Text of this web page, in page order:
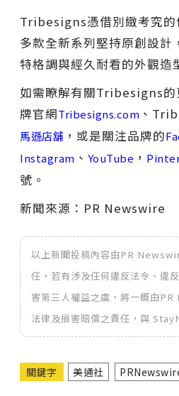
Tribesigns憑借別緻考究的
多款全新系列堅持原創設計
特格調與經久耐看的外觀造
如需瞭解有關Tribesigns的
牌官網Tribesigns.com 、
馬遜店舖 ，或是關注品牌的
Instagram 、 YouTube ，
號。
新聞來源：PR Newswire
以上新聞投稿內容由PR
任，若有涉及任何違反法令、違
害第三人權益之虞，將一概由
法律及損害賠償之責任，與
關鍵字 美通社